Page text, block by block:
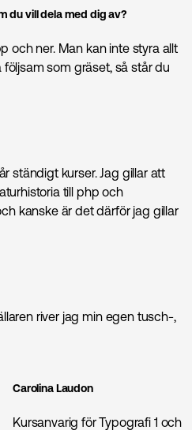
du vill dela med dig av?
och ner. Man kan inte styra allt
följsam som gräset, så står du
ständigt kurser. Jag gillar att
till php och
kanske är det därför jag gillar
river jag min egen tusch-,
Carolina Laudon
Kursanvarig för Typografi 1 och